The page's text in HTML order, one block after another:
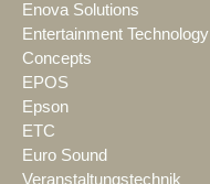
Enova Solutions
Entertainment Technology
Concepts
EPOS
Epson
ETC
Euro Sound
Veranstaltungstechnik